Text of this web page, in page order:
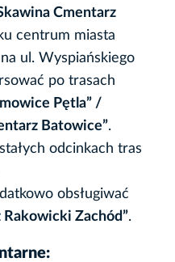
Cmentarz
centrum miasta
ul. Wyspiańskiego
po trasach
Pętla” /
Batowice”.
odcinkach tras
obsługiwać
Rakowicki Zachód”.